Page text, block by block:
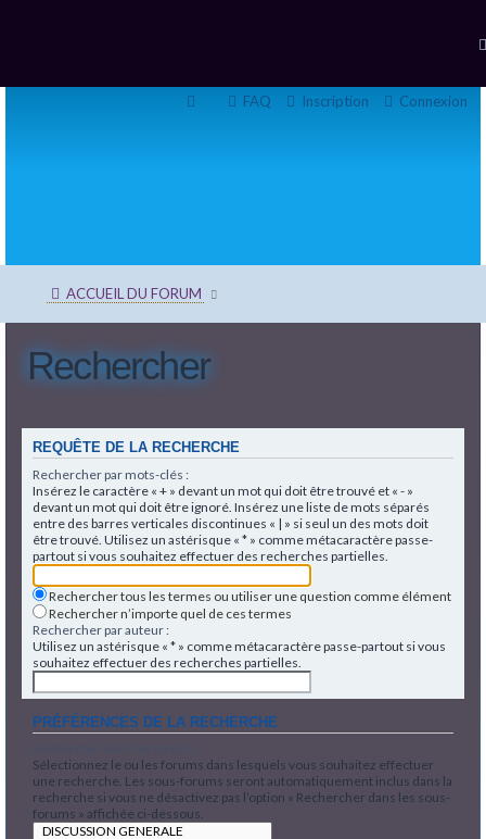
Connexion
Inscription
FAQ
ACCUEIL DU FORUM
Rechercher
REQUÊTE DE LA RECHERCHE
Rechercher par mots-clés :
Insérez le caractère « + » devant un mot qui doit être trouvé et « - »
devant un mot qui doit être ignoré. Insérez une liste de mots séparés
entre des barres verticales discontinues « | » si seul un des mots doit
être trouvé. Utilisez un astérisque « * » comme métacaractère passe-
partout si vous souhaitez effectuer des recherches partielles.
Rechercher tous les termes ou utiliser une question comme élément
Rechercher n’importe quel de ces termes
Rechercher par auteur :
Utilisez un astérisque « * » comme métacaractère passe-partout si vous
souhaitez effectuer des recherches partielles.
PRÉFÉRENCES DE LA RECHERCHE
Sélectionnez le ou les forums dans lesquels vous souhaitez effectuer
une recherche. Les sous-forums seront automatiquement inclus dans la
recherche si vous ne désactivez pas l’option « Rechercher dans les sous-
forums » affichée ci-dessous.